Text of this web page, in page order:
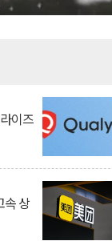
이즈
속 상